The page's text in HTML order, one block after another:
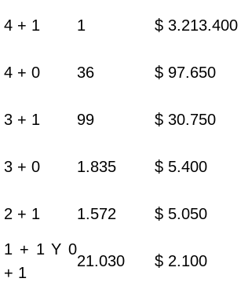
4 + 1 1 $ 3.213.400
4 + 0 36 $ 97.650
3 + 1 99 $ 30.750
3 + 0 1.835 $ 5.400
2 + 1 1.572 $ 5.050
1 + 1 Y 0
+ 1
21.030 $ 2.100